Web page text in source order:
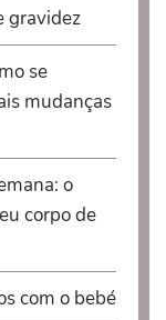
gravidez
se
mudanças
o
corpo de
com o bebé